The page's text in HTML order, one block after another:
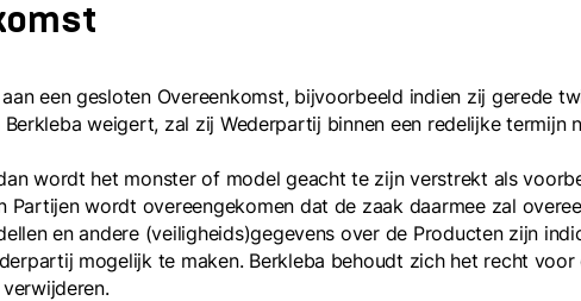
een gesloten Overeenkomst, bijvoorbeeld indien zij gerede
weigert, zal zij Wederpartij binnen een redelijke termijn
wordt het monster of model geacht te zijn verstrekt als
wordt overeengekomen dat de zaak daarmee zal
en andere (veiligheids)gegevens over de Producten zijn
mogelijk te maken. Berkleba behoudt zich het recht